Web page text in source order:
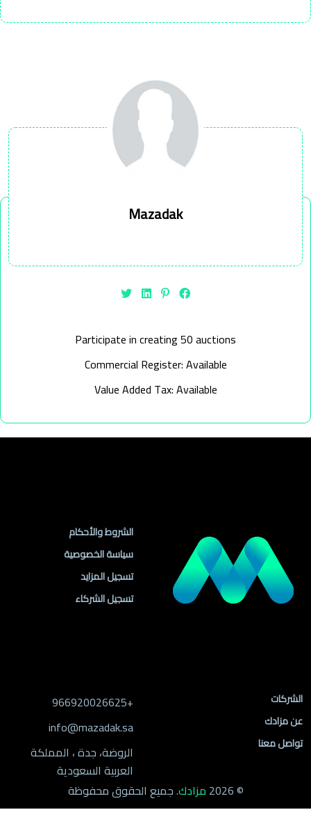
Mazadak
Participate in creating 50 auctions
Commercial Register: Available
Value Added Tax: Available
الشروط والأحكام
سياسة الخصوصية
تسجيل المزايد
تسجيل الشركاء
الشركات
عن مزادك
تواصل معنا
+966920026625
info@mazadak.sa
الروضة، جدة ، المملكة
العربية السعودية
© 2026
مزادك. جميع الحقوق محفوظة